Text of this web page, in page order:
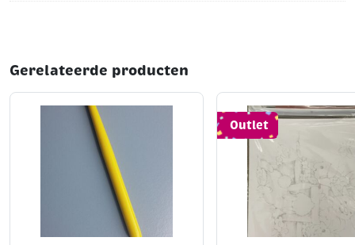
vlindermotieven
Gerelateerde producten
Outlet